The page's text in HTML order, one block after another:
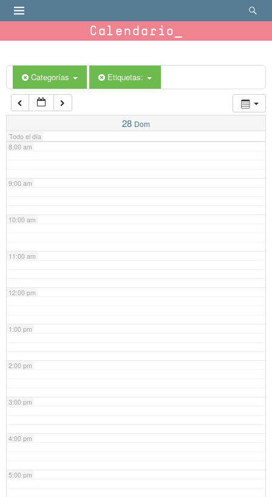
Calendario
Categorías Etiquetas:
28 Dom
Todo el día
6:00 am
7:00 am
8:00 am
9:00 am
10:00 am
11:00 am
12:00 pm
1:00 pm
2:00 pm
3:00 pm
4:00 pm
5:00 pm